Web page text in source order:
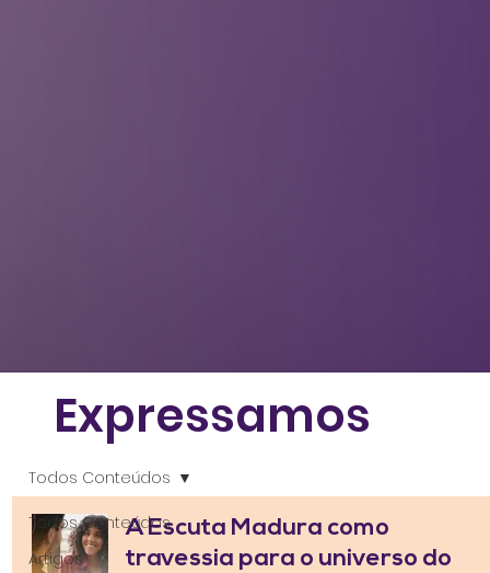
Todos Conteúdos
Artigos
Todos Conteúdos
A Escuta Madura como
travessia para o universo do
Expressamos